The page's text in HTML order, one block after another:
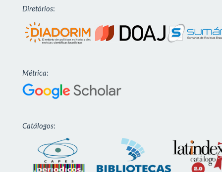
Diretórios:
Métrica:
Catálogos: